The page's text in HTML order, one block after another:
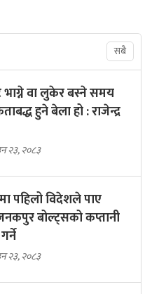
सबै
भाग्ने वा लुकेर बस्ने समय
हुने बेला हो : राजेन्द्र
२३, २०८३
पहिलो विदेशले पाए
बोल्ट्सको कप्तानी
२३, २०८३